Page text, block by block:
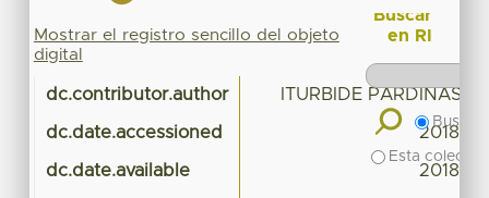
Mostrar el registro sencillo del objeto
digital
dc.contributor.author ITURBIDE PARDIÑAS
dc.date.accessioned 2018-
dc.date.available 2018-
Buscar
en RI
Buscar
Esta